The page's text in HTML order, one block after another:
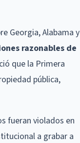
Georgia, Alabama y
razonables de
que la Primera
pública,
fueran violados en
a grabar a